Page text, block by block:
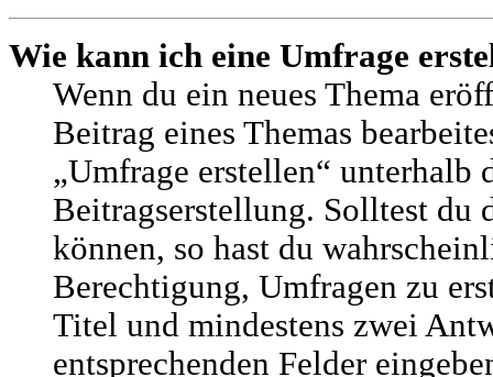
Wie kann ich eine Umfrage
Wenn du ein neues Thema
Beitrag eines Themas
„Umfrage erstellen“ unterhalb
Beitragserstellung. Solltest du
können, so hast du
Berechtigung, Umfragen zu
Titel und mindestens zwei
entsprechenden Felder